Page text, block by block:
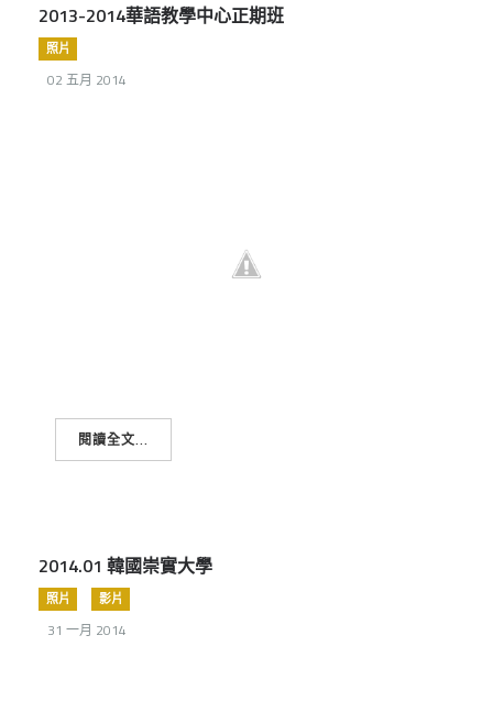
2013-2014華語教學中心正期班
照片
02 五月 2014
閱讀全文...
2014.01 韓國崇實大學
照片 影片
31 一月 2014